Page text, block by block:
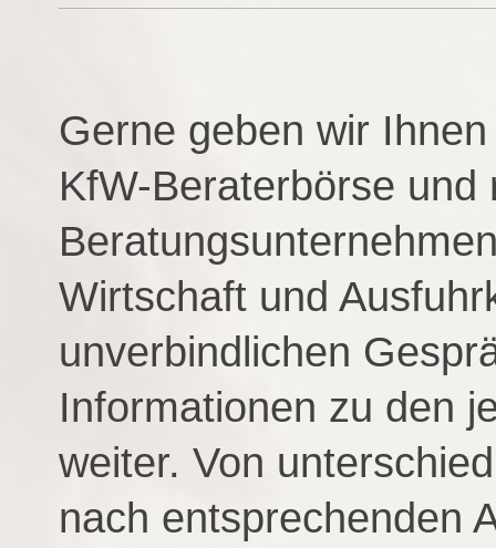
Gerne geben wir
KfW-Beraterbörse und
Wirtschaft und
unverbindlichen
Informationen zu den
weiter. Von
nach entsprechenden